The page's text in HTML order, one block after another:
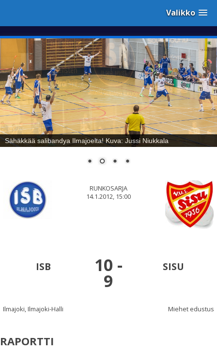
Valikko
Sähäkkää salibandya Ilmajoelta! Kuva: Jussi Niukkala
RUNKOSARJA
14.1.2012, 15:00
ISB 10 -
9
SISU
Ilmajoki, Ilmajoki-Halli Miehet edustus
RAPORTTI